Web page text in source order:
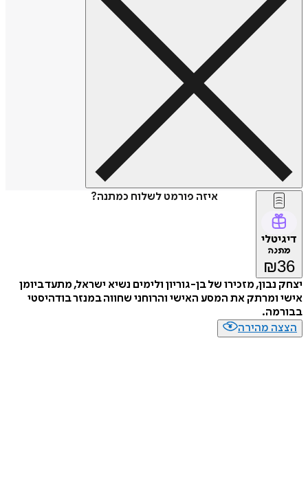
איזה פורמט לשלוח כמתנה?
דיגיטלי
מתנה
₪36
יצחק נבון, מזכירו של בן-גוריון ולימים נשיא ישראל, מתעד ביומן
אישי ומרתק את המסע האישי והרוחני שחווה במנזר בודהיסטי
בבורמה.
הצצה מהירה